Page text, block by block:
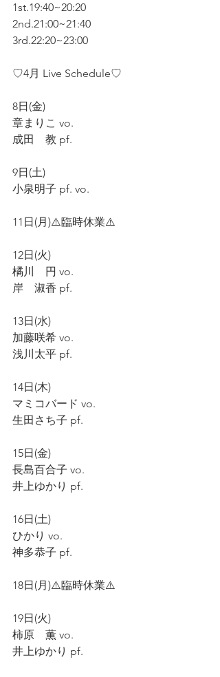
1st.19:40~20:20
2nd.21:00~21:40
3rd.22:20~23:00
♡4月 Live Schedule♡
8日(金)
章まりこ vo.
成田　教 pf.
9日(土)
小泉明子 pf. vo.
11日(月)⚠️臨時休業⚠️
12日(火)
橘川　円 vo.
岸　淑香 pf.
13日(水)
加藤咲希 vo.
浅川太平 pf.
14日(木)
マミコバード vo.
生田さち子 pf.
15日(金)
長島百合子 vo.
井上ゆかり pf.
16日(土)
ひかり vo.
神多恭子 pf.
18日(月)⚠️臨時休業⚠️
19日(火)
柿原　薫 vo.
井上ゆかり pf.